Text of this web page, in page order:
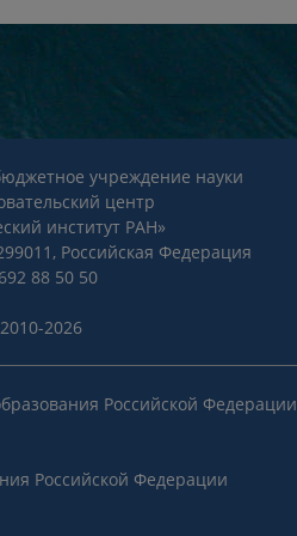
учреждение науки
центр
институт РАН»
Российская Федерация
88 50 50
2026
Российской Федерации
Российской Федерации